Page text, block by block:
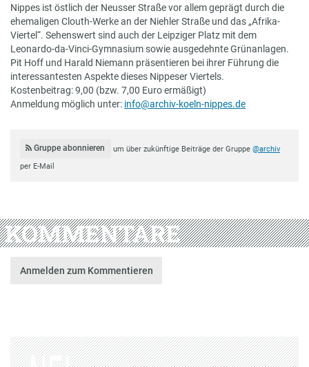
Nippes ist östlich der Neusser Straße vor allem geprägt durch die
ehemaligen Clouth-Werke an der Niehler Straße und das „Afrika-
Viertel“. Sehenswert sind auch der Leipziger Platz mit dem
Leonardo-da-Vinci-Gymnasium sowie ausgedehnte Grünanlagen.
Pit Hoff und Harald Niemann präsentieren bei ihrer Führung die
interessantesten Aspekte dieses Nippeser Viertels.
Kostenbeitrag: 9,00 (bzw. 7,00 Euro ermäßigt)
Anmeldung möglich unter: info@archiv-koeln-nippes.de
Gruppe abonnieren um über zukünftige Beiträge der Gruppe @archiv
per E-Mail
KOMMENTARE
Anmelden zum Kommentieren